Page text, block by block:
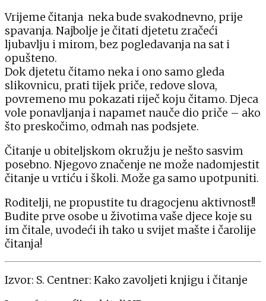
Vrijeme čitanja neka bude svakodnevno, prije
spavanja. Najbolje je čitati djetetu zračeći
ljubavlju i mirom, bez pogledavanja na sat i
opušteno.
Dok djetetu čitamo neka i ono samo gleda
slikovnicu, prati tijek priče, redove slova,
povremeno mu pokazati riječ koju čitamo. Djeca
vole ponavljanja i napamet nauče dio priče – ako
što preskočimo, odmah nas podsjete.
Čitanje u obiteljskom okružju je nešto sasvim
posebno. Njegovo značenje ne može nadomjestit
čitanje u vrtiću i školi. Može ga samo upotpuniti.
Roditelji, ne propustite tu dragocjenu aktivnost!!
Budite prve osobe u životima vaše djece koje su
im čitale, uvodeći ih tako u svijet mašte i čarolije
čitanja!
Izvor: S. Centner: Kako zavoljeti knjigu i čitanje